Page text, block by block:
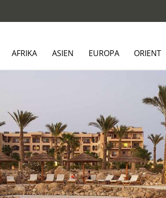
AFRIKA ASIEN EUROPA ORIENT